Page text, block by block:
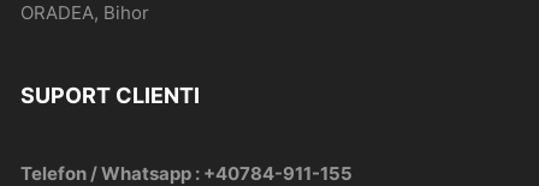
ORADEA, Bihor
SUPORT CLIENTI
Telefon / Whatsapp : +40784-911-155